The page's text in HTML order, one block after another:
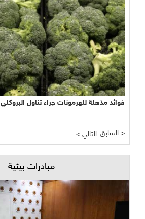
فوائد مذهلة للهرمونات جراء تناول البروكلي
< التالي السابق >
مبادرات بيئية